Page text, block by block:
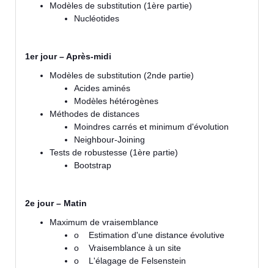
Modèles de substitution (1ère partie)
Nucléotides
1er jour – Après-midi
Modèles de substitution (2nde partie)
Acides aminés
Modèles hétérogènes
Méthodes de distances
Moindres carrés et minimum d'évolution
Neighbour-Joining
Tests de robustesse (1ère partie)
Bootstrap
2e jour – Matin
Maximum de vraisemblance
o Estimation d'une distance évolutive
o Vraisemblance à un site
o L'élagage de Felsenstein